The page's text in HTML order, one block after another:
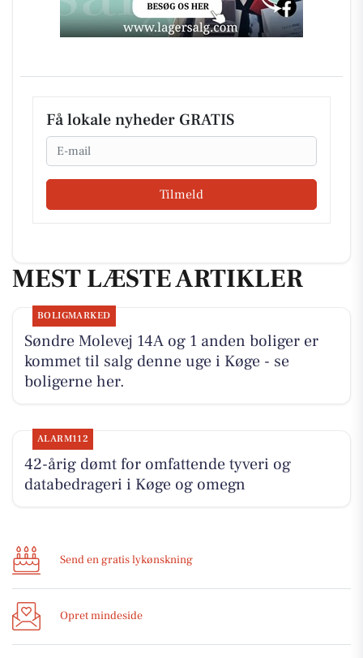
Få lokale nyheder GRATIS
Email
Tilmeld
MEST LÆSTE ARTIKLER
BOLIGMARKED
Søndre Molevej 14A og 1 anden boliger er
kommet til salg denne uge i Køge - se
boligerne her.
ALARM112
42-årig dømt for omfattende tyveri og
databedrageri i Køge og omegn
Send en gratis lykønskning
Opret mindeside